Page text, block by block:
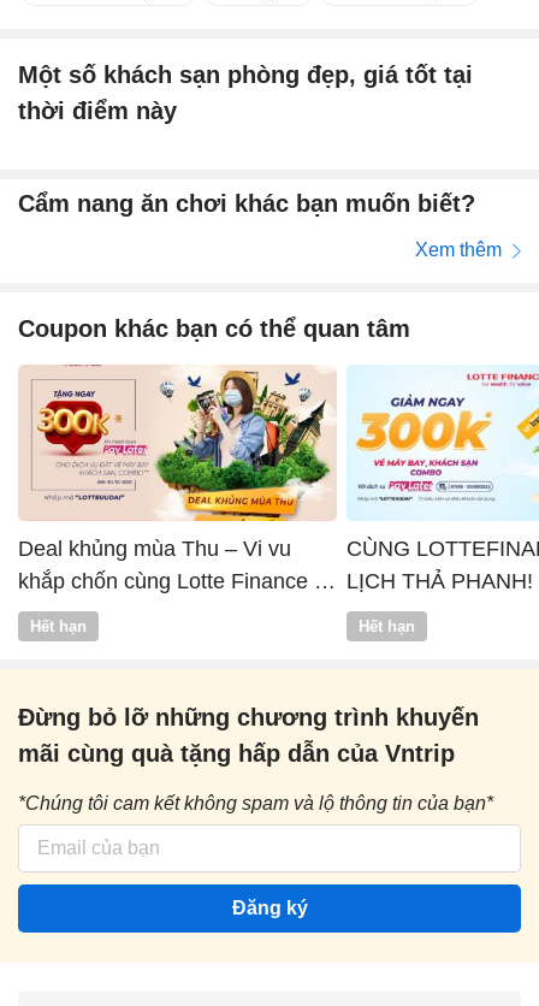
Một số khách sạn phòng đẹp, giá tốt tại
thời điểm này
Cẩm nang ăn chơi khác bạn muốn biết?
Xem thêm
Coupon khác bạn có thể quan tâm
Deal khủng mùa Thu – Vi vu
khắp chốn cùng Lotte Finance x
Vntrip
Hết hạn
CÙNG
LỊCH THẢ PHANH!
Hết hạn
Đừng bỏ lỡ những chương trình khuyến
mãi cùng quà tặng hấp dẫn của Vntrip
*Chúng tôi cam kết không spam và lộ thông tin của bạn*
Đăng ký